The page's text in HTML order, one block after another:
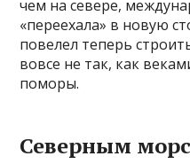
чем на севере,
«переехала» в новую
повелел теперь
вовсе не так, как
поморы.
Северным